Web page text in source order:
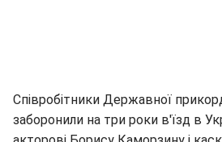
Співробітники Державної
заборонили на три роки в'їзд в